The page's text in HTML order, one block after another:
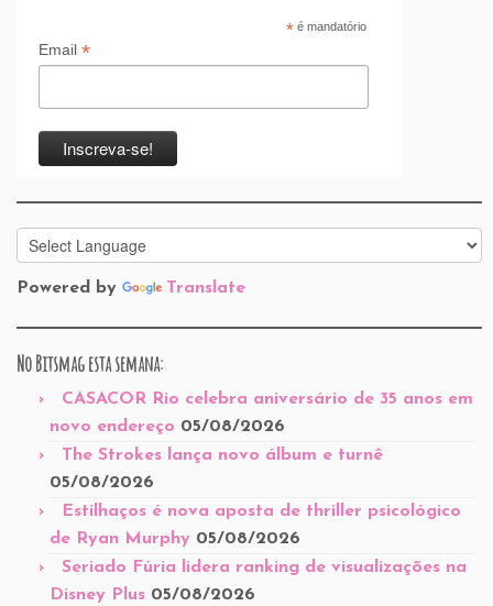
*é mandatório
Email *
Powered by Translate
No Bitsmag esta semana:
CASACOR Rio celebra aniversário de 35 anos em
novo endereço 05/08/2026
The Strokes lança novo álbum e turnê
05/08/2026
Estilhaços é nova aposta de thriller psicológico
de Ryan Murphy 05/08/2026
Seriado Fúria lidera ranking de visualizações na
Disney Plus 05/08/2026